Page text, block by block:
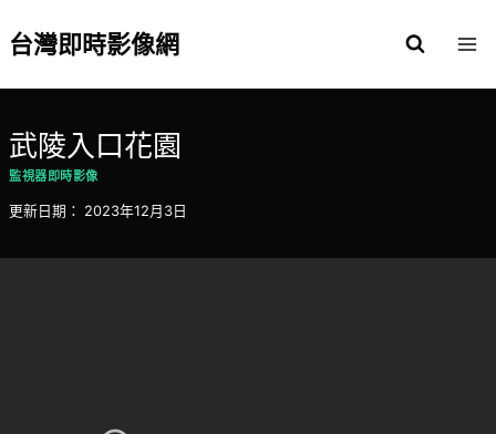
to台灣即時影像網
武陵入口花園
監視器即時影像
更新日期： 2023年12月3日